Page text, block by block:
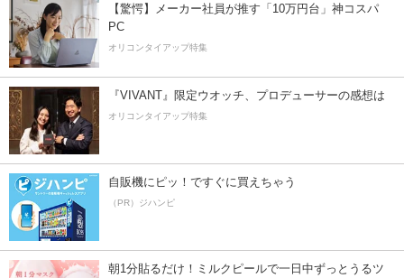
【驚愕】メーカー社員が推す「10万円台」神コスパ
PC
オリコンタイアップ特集
『VIVANT』限定ウオッチ、プロデューサーの感想は
オリコンタイアップ特集
自販機にピッ！ですぐに買えちゃう
（PR）ジハンピ
朝1分貼るだけ！ミルクピールで一日中ずっとうるツ